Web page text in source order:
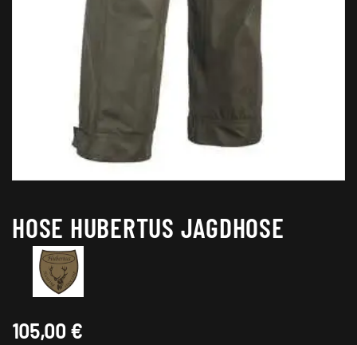
HOSE HUBERTUS JAGDHOSE
105,00 €